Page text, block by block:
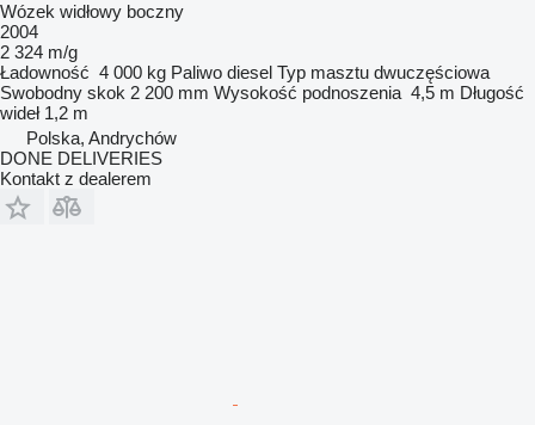
Wózek widłowy boczny
2004
2 324 m/g
Ładowność 4 000 kg Paliwo diesel Typ masztu dwuczęściowa
Swobodny skok 2 200 mm Wysokość podnoszenia 4,5 m Długość
wideł 1,2 m
Polska, Andrychów
DONE DELIVERIES
Kontakt z dealerem